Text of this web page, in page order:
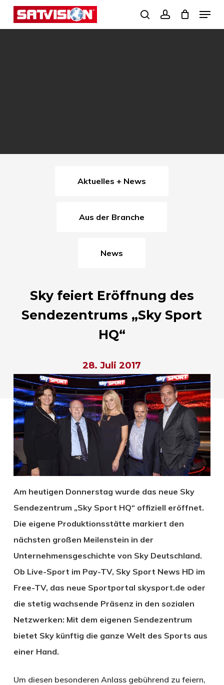
Skip
search
Menu
Aktuelles + News
Aus der Branche
News
Sky feiert Eröffnung des
Sendezentrums „Sky Sport
HQ“
28. Juli 2017
Am heutigen Donnerstag wurde das neue Sky
Sendezentrum „Sky Sport HQ“ offiziell eröffnet.
Die eigene Produktionsstätte markiert den
nächsten großen Meilenstein in der
Unternehmensgeschichte von Sky Deutschland.
Ob Live-Sport im Pay-TV, Sky Sport News HD im
Free-TV, das neue Sportportal skysport.de oder
die stetig wachsende Präsenz in den sozialen
Netzwerken: Mit dem eigenen Sendezentrum
bietet Sky künftig die ganze Welt des Sports aus
einer Hand.
Um diesen besonderen Anlass gebührend zu feiern,